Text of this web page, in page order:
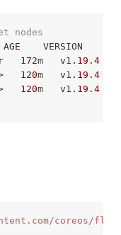
nodes
VERSION
172m   v1 .19 .4
120m   v1 .19 .4
120m   v1 .19 .4
coreos /